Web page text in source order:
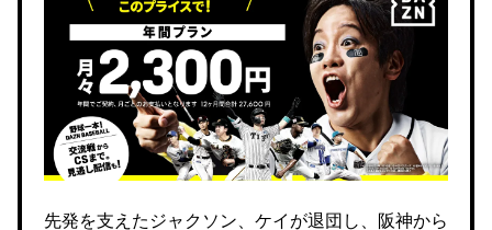
先発を支えたジャクソン、ケイが退団し、阪神から